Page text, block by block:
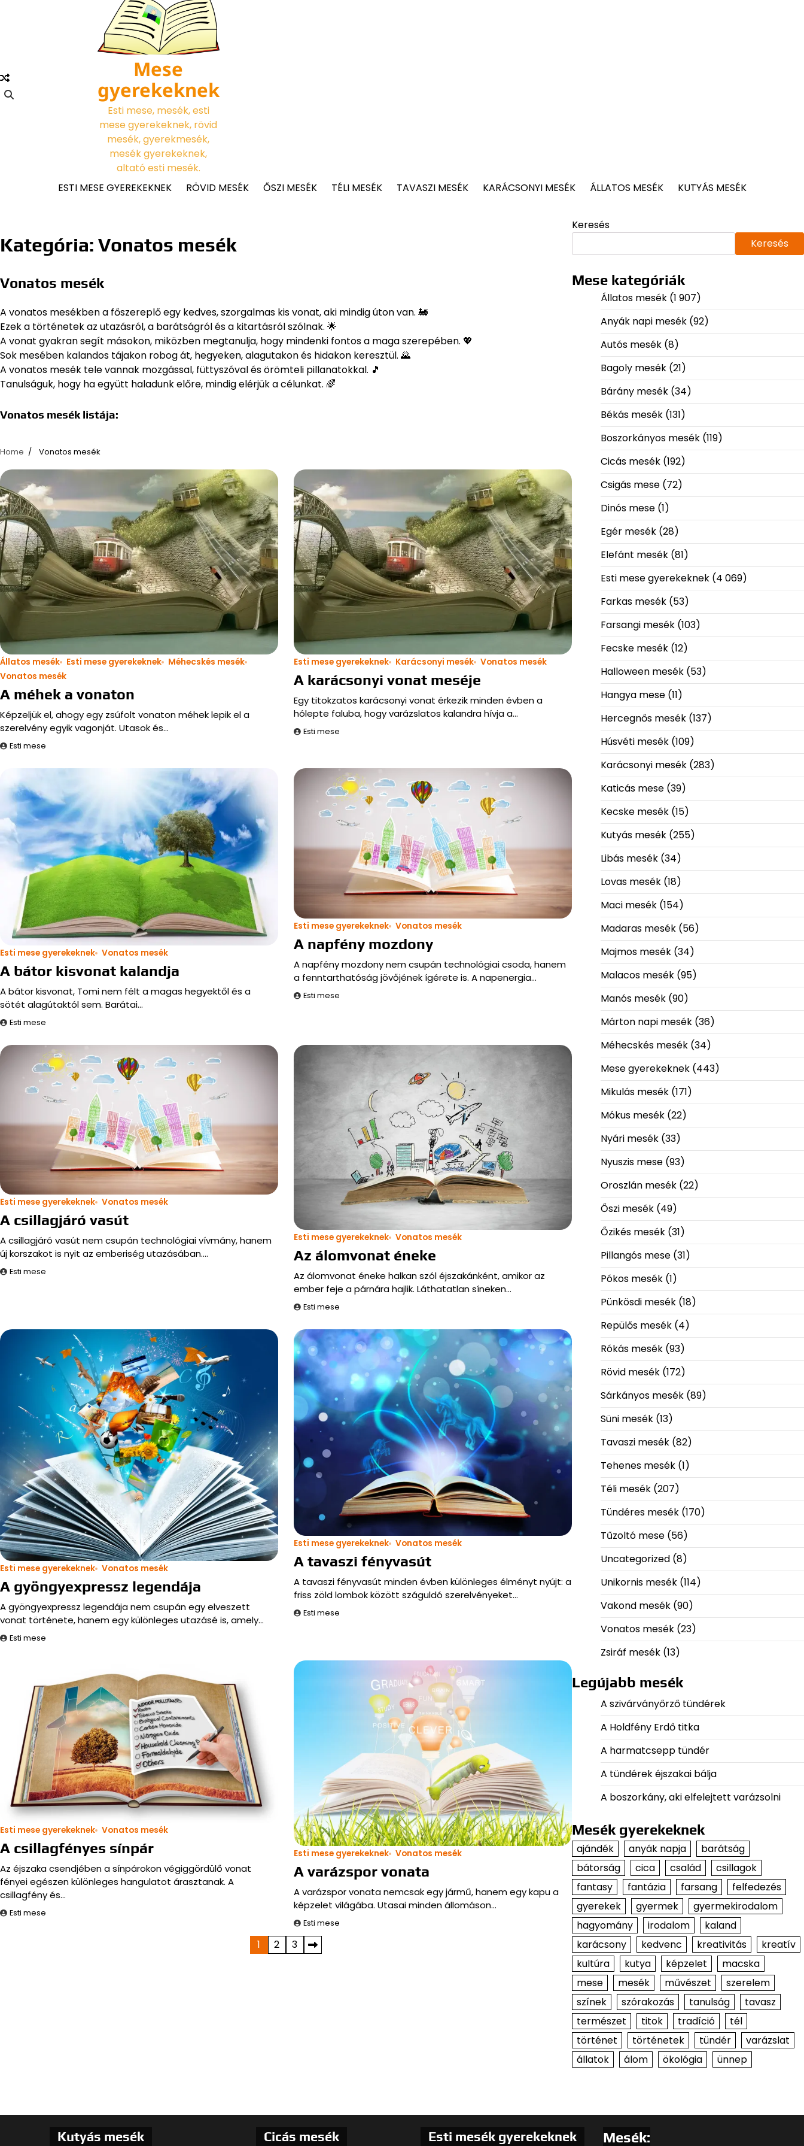
Mese
gyerekeknek
Esti mese, mesék, esti
mese gyerekeknek, rövid
mesék, gyerekmesék,
mesék gyerekeknek,
altató esti mesék.
ESTI MESE GYEREKEKNEK
RÖVID MESÉK ŐSZI MESÉK TÉLI MESÉK TAVASZI MESÉK KARÁCSONYI MESÉK ÁLLATOS MESÉK KUTYÁS MESÉK
Kategória: Vonatos mesék
Vonatos mesék
A vonatos mesékben a főszereplő egy kedves, szorgalmas kis vonat, aki mindig úton van. 🚂
Ezek a történetek az utazásról, a barátságról és a kitartásról szólnak. 🌟
A vonat gyakran segít másokon, miközben megtanulja, hogy mindenki fontos a maga szerepében. 💖
Sok mesében kalandos tájakon robog át, hegyeken, alagutakon és hidakon keresztül. 🌄
A vonatos mesék tele vannak mozgással, füttyszóval és örömteli pillanatokkal. 🎵
Tanulságuk, hogy ha együtt haladunk előre, mindig elérjük a célunkat. 🌈
Vonatos mesék listája:
Home Vonatos mesék
Állatos mesék Esti mese gyerekeknek
Méhecskés mesék
Vonatos mesék
A méhek a vonaton
Képzeljük el, ahogy egy zsúfolt vonaton méhek lepik el a
szerelvény egyik vagonját. Utasok és…
Esti mese
Esti mese gyerekeknek Karácsonyi mesék Vonatos mesék
A karácsonyi vonat meséje
Egy titokzatos karácsonyi vonat érkezik minden évben a
hólepte faluba, hogy varázslatos kalandra hívja a…
Esti mese
Esti mese gyerekeknek Vonatos mesék
A bátor kisvonat kalandja
A bátor kisvonat, Tomi nem félt a magas hegyektől és a
sötét alagútaktól sem. Barátai…
Esti mese
Esti mese gyerekeknek Vonatos mesék
A napfény mozdony
A napfény mozdony nem csupán technológiai csoda, hanem
a fenntarthatóság jövőjének ígérete is. A napenergia…
Esti mese
Esti mese gyerekeknek Vonatos mesék
A csillagjáró vasút
A csillagjáró vasút nem csupán technológiai vívmány, hanem
új korszakot is nyit az emberiség utazásában.…
Esti mese
Esti mese gyerekeknek Vonatos mesék
Az álomvonat éneke
Az álomvonat éneke halkan szól éjszakánként, amikor az
ember feje a párnára hajlik. Láthatatlan síneken…
Esti mese
Esti mese gyerekeknek Vonatos mesék
A gyöngyexpressz legendája
A gyöngyexpressz legendája nem csupán egy elveszett
vonat története, hanem egy különleges utazásé is, amely…
Esti mese
Esti mese gyerekeknek Vonatos mesék
A tavaszi fényvasút
A tavaszi fényvasút minden évben különleges élményt nyújt: a
friss zöld lombok között száguldó szerelvényeket…
Esti mese
Esti mese gyerekeknek Vonatos mesék
A csillagfényes sínpár
Az éjszaka csendjében a sínpárokon végiggördülő vonat
fényei egészen különleges hangulatot árasztanak. A
csillagfény és…
Esti mese
Esti mese gyerekeknek Vonatos mesék
A varázspor vonata
A varázspor vonata nemcsak egy jármű, hanem egy kapu a
képzelet világába. Utasai minden állomáson…
Esti mese
1 2 3
Keresés
Keresés
Mese kategóriák
Állatos mesék(1 907)
Anyák napi mesék(92)
Autós mesék(8)
Bagoly mesék(21)
Bárány mesék(34)
Békás mesék(131)
Boszorkányos mesék(119)
Cicás mesék(192)
Csigás mese(72)
Dinós mese(1)
Egér mesék(28)
Elefánt mesék(81)
Esti mese gyerekeknek(4 069)
Farkas mesék(53)
Farsangi mesék(103)
Fecske mesék(12)
Halloween mesék(53)
Hangya mese(11)
Hercegnős mesék(137)
Húsvéti mesék(109)
Karácsonyi mesék(283)
Katicás mese(39)
Kecske mesék(15)
Kutyás mesék(255)
Libás mesék(34)
Lovas mesék(18)
Maci mesék(154)
Madaras mesék(56)
Majmos mesék(34)
Malacos mesék(95)
Manós mesék(90)
Márton napi mesék(36)
Méhecskés mesék(34)
Mese gyerekeknek(443)
Mikulás mesék(171)
Mókus mesék(22)
Nyári mesék(33)
Nyuszis mese(93)
Oroszlán mesék(22)
Őszi mesék(49)
Őzikés mesék(31)
Pillangós mese(31)
Pókos mesék(1)
Pünkösdi mesék(18)
Repülős mesék(4)
Rókás mesék(93)
Rövid mesék(172)
Sárkányos mesék(89)
Süni mesék(13)
Tavaszi mesék(82)
Tehenes mesék(1)
Téli mesék(207)
Tündéres mesék(170)
Tűzoltó mese(56)
Uncategorized(8)
Unikornis mesék(114)
Vakond mesék(90)
Vonatos mesék(23)
Zsiráf mesék(13)
Legújabb mesék
A szivárványőrző tündérek
A Holdfény Erdő titka
A harmatcsepp tündér
A tündérek éjszakai bálja
A boszorkány, aki elfelejtett varázsolni
Mesék gyerekeknek
ajándék anyák napja
barátság
bátorság
cica család
csillagok
fantasy
fantázia farsang
felfedezés
gyerekek
gyermek
gyermekirodalom
hagyomány
irodalom
kaland
karácsony
kedvenc kreativitás
kreatív
kultúra
kutya képzelet
macska
mese
mesék művészet
szerelem
színek
szórakozás tanulság
tavasz
természet
titok tradíció
tél
történet
történetek tündér
varázslat
állatok
álom ökológia ünnep
Kutyás mesék Cicás mesék Esti mesék gyerekeknek Mesék: